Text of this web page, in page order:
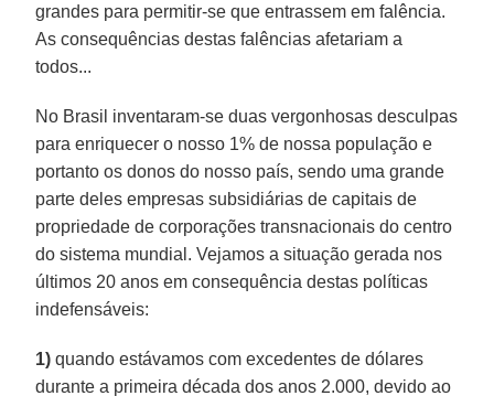
grandes para permitir-se que entrassem em falência.
As consequências destas falências afetariam a
todos...
No Brasil inventaram-se duas vergonhosas desculpas
para enriquecer o nosso 1% de nossa população e
portanto os donos do nosso país, sendo uma grande
parte deles empresas subsidiárias de capitais de
propriedade de corporações transnacionais do centro
do sistema mundial. Vejamos a situação gerada nos
últimos 20 anos em consequência destas políticas
indefensáveis:
1) quando estávamos com excedentes de dólares
durante a primeira década dos anos 2.000, devido ao